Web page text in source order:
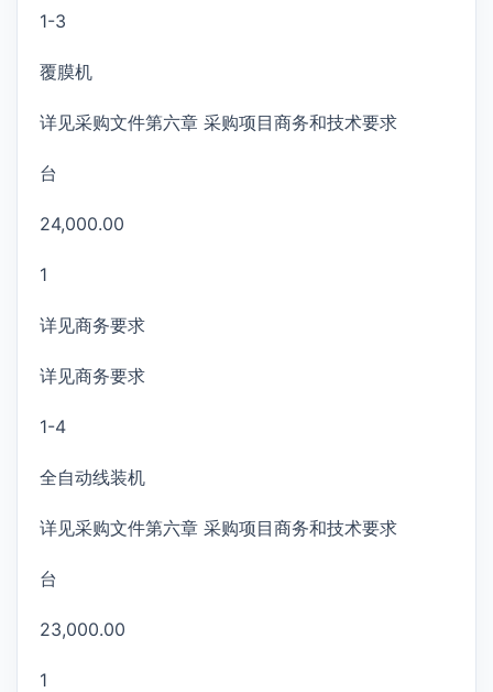
1-3
覆膜机
详见采购文件第六章 采购项目商务和技术要求
台
24,000.00
1
详见商务要求
详见商务要求
1-4
全自动线装机
详见采购文件第六章 采购项目商务和技术要求
台
23,000.00
1